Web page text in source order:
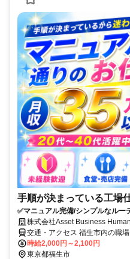
手順が決まっている工場
✅マニュアル完備/シンプルなルー
株式会社Asset Business
交通・アクセス 福生市内の職
時給2,000円～2,100円
東京都福生市